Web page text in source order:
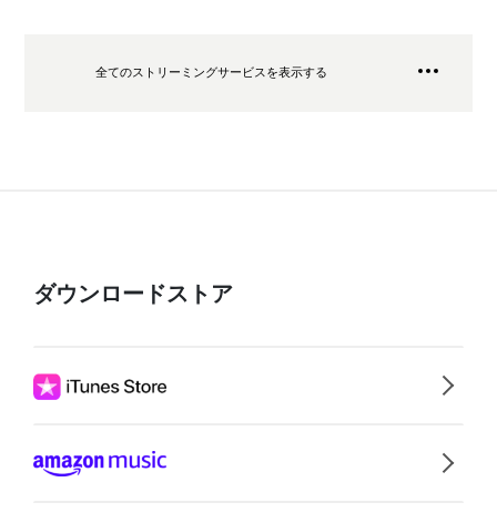
全てのストリーミングサービスを表示する
ダウンロードストア